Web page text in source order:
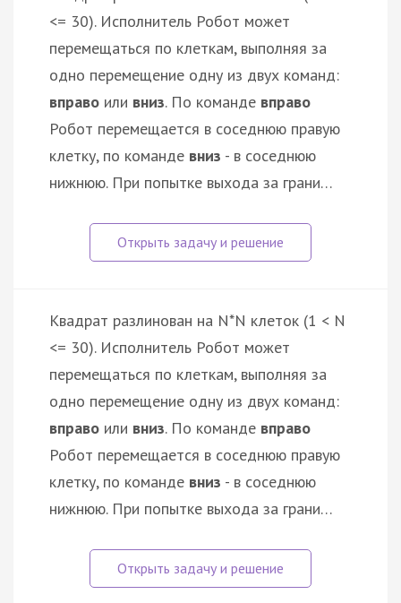
<= 30). Исполнитель Робот может
перемещаться по клеткам, выполняя за
одно перемещение одну из двух команд:
вправо или вниз. По команде вправо
Робот перемещается в соседнюю правую
клетку, по команде вниз - в соседнюю
нижнюю. При попытке выхода за грани…
Квадрат разлинован на N*N клеток (1 < N
<= 30). Исполнитель Робот может
перемещаться по клеткам, выполняя за
одно перемещение одну из двух команд:
вправо или вниз. По команде вправо
Робот перемещается в соседнюю правую
клетку, по команде вниз - в соседнюю
нижнюю. При попытке выхода за грани…